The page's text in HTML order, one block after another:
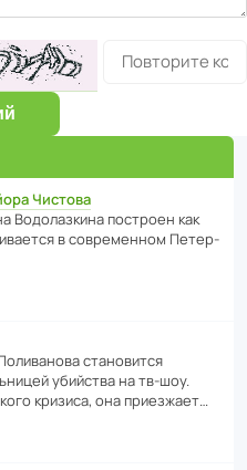
Чистова
Водо­ла­з­кина пост­роен как
в совре­менном Пете­р­
стано­вится
убийства на тв-шоу.
кризиса, она приезжает…